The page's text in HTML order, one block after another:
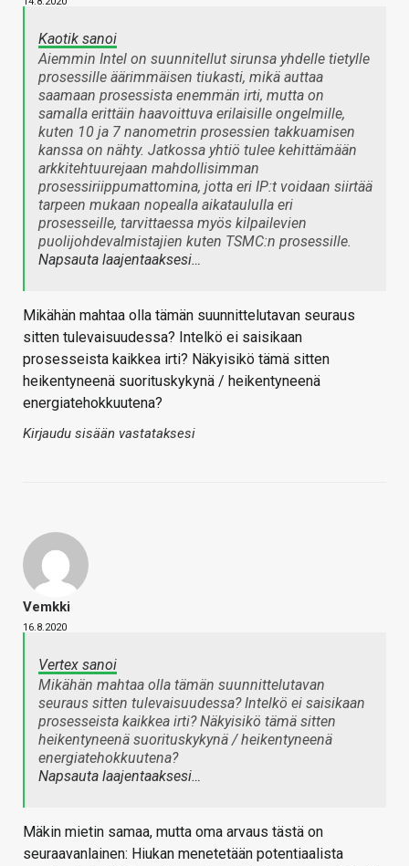
Kaotik sanoi
Aiemmin Intel on suunnitellut sirunsa yhdelle tietylle
prosessille äärimmäisen tiukasti, mikä auttaa
saamaan prosessista enemmän irti, mutta on
samalla erittäin haavoittuva erilaisille ongelmille,
kuten 10 ja 7 nanometrin prosessien takkuamisen
kanssa on nähty. Jatkossa yhtiö tulee kehittämään
arkkitehtuurejaan mahdollisimman
prosessiriippumattomina, jotta eri IP:t voidaan siirtää
tarpeen mukaan nopealla aikataululla eri
prosesseille, tarvittaessa myös kilpailevien
puolijohdevalmistajien kuten TSMC:n prosessille.
Napsauta laajentaaksesi…
Mikähän mahtaa olla tämän suunnittelutavan seuraus
sitten tulevaisuudessa? Intelkö ei saisikaan
prosesseista kaikkea irti? Näkyisikö tämä sitten
heikentyneenä suorituskykynä / heikentyneenä
energiatehokkuutena?
Kirjaudu sisään vastataksesi
Vemkki
16.8.2020
Vertex sanoi
Mikähän mahtaa olla tämän suunnittelutavan
seuraus sitten tulevaisuudessa? Intelkö ei saisikaan
prosesseista kaikkea irti? Näkyisikö tämä sitten
heikentyneenä suorituskykynä / heikentyneenä
energiatehokkuutena?
Napsauta laajentaaksesi…
Mäkin mietin samaa, mutta oma arvaus tästä on
seuraavanlainen: Hiukan menetetään potentiaalista